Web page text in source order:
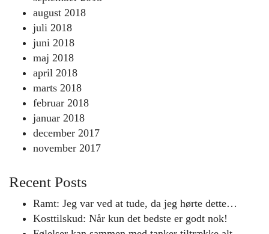
august 2018
juli 2018
juni 2018
maj 2018
april 2018
marts 2018
februar 2018
januar 2018
december 2017
november 2017
Recent Posts
Ramt: Jeg var ved at tude, da jeg hørte dette…
Kosttilskud: Når kun det bedste er godt nok!